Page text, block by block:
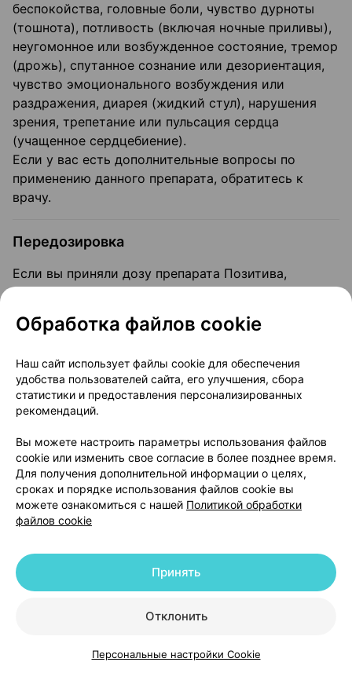
КаталогКорзинаИзбранноеПрофиль
беспокойства, головные боли, чувство дурноты
(тошнота), потливость (включая ночные приливы),
неугомонное или возбужденное состояние, тремор
(дрожь), спутанное сознание или дезориентация,
чувство эмоционального возбуждения или
раздражения, диарея (жидкий стул), нарушения
зрения, трепетание или пульсация сердца
(учащенное сердцебиение).
Если у вас есть дополнительные вопросы по
применению данного препарата, обратитесь к
врачу.
Передозировка
Если вы приняли дозу препарата Позитива,
которая превышает назначенную, немедленно
неотложной помощи ближайшей больницы.
либо признаков дискомфорта. Признаками
передозировки могут быть головокружение,
тремор, возбуждение, судороги, кома, тошнота,
артериальное давление и изменение баланса
жидкости и соли в организме. Возьмите с собой
упаковку препарата Позитива, когда пойдете к
лечащему врачу или в больницу.
Подобно другим лекарственным препаратам,
Позитива может вызывать нежелательные
реакции, хотя они возникают не у всех.
нескольких недель лечения. Не забывайте, что
Обработка файлов cookie
Наш сайт использует файлы cookie для обеспечения
удобства пользователей сайта, его улучшения, сбора
статистики и предоставления персонализированных
рекомендаций.
Вы можете настроить параметры использования файлов
cookie или изменить свое согласие в более позднее время.
Для получения дополнительной информации о целях,
сроках и порядке использования файлов cookie вы
можете ознакомиться с нашей Политикой обработки
файлов cookie
Отклонить
Принять
Персональные настройки Cookie